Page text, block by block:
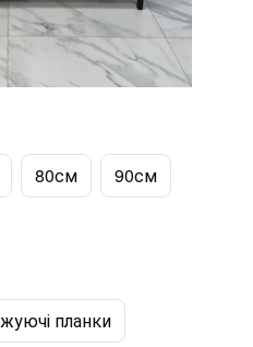
80см 90см
планки